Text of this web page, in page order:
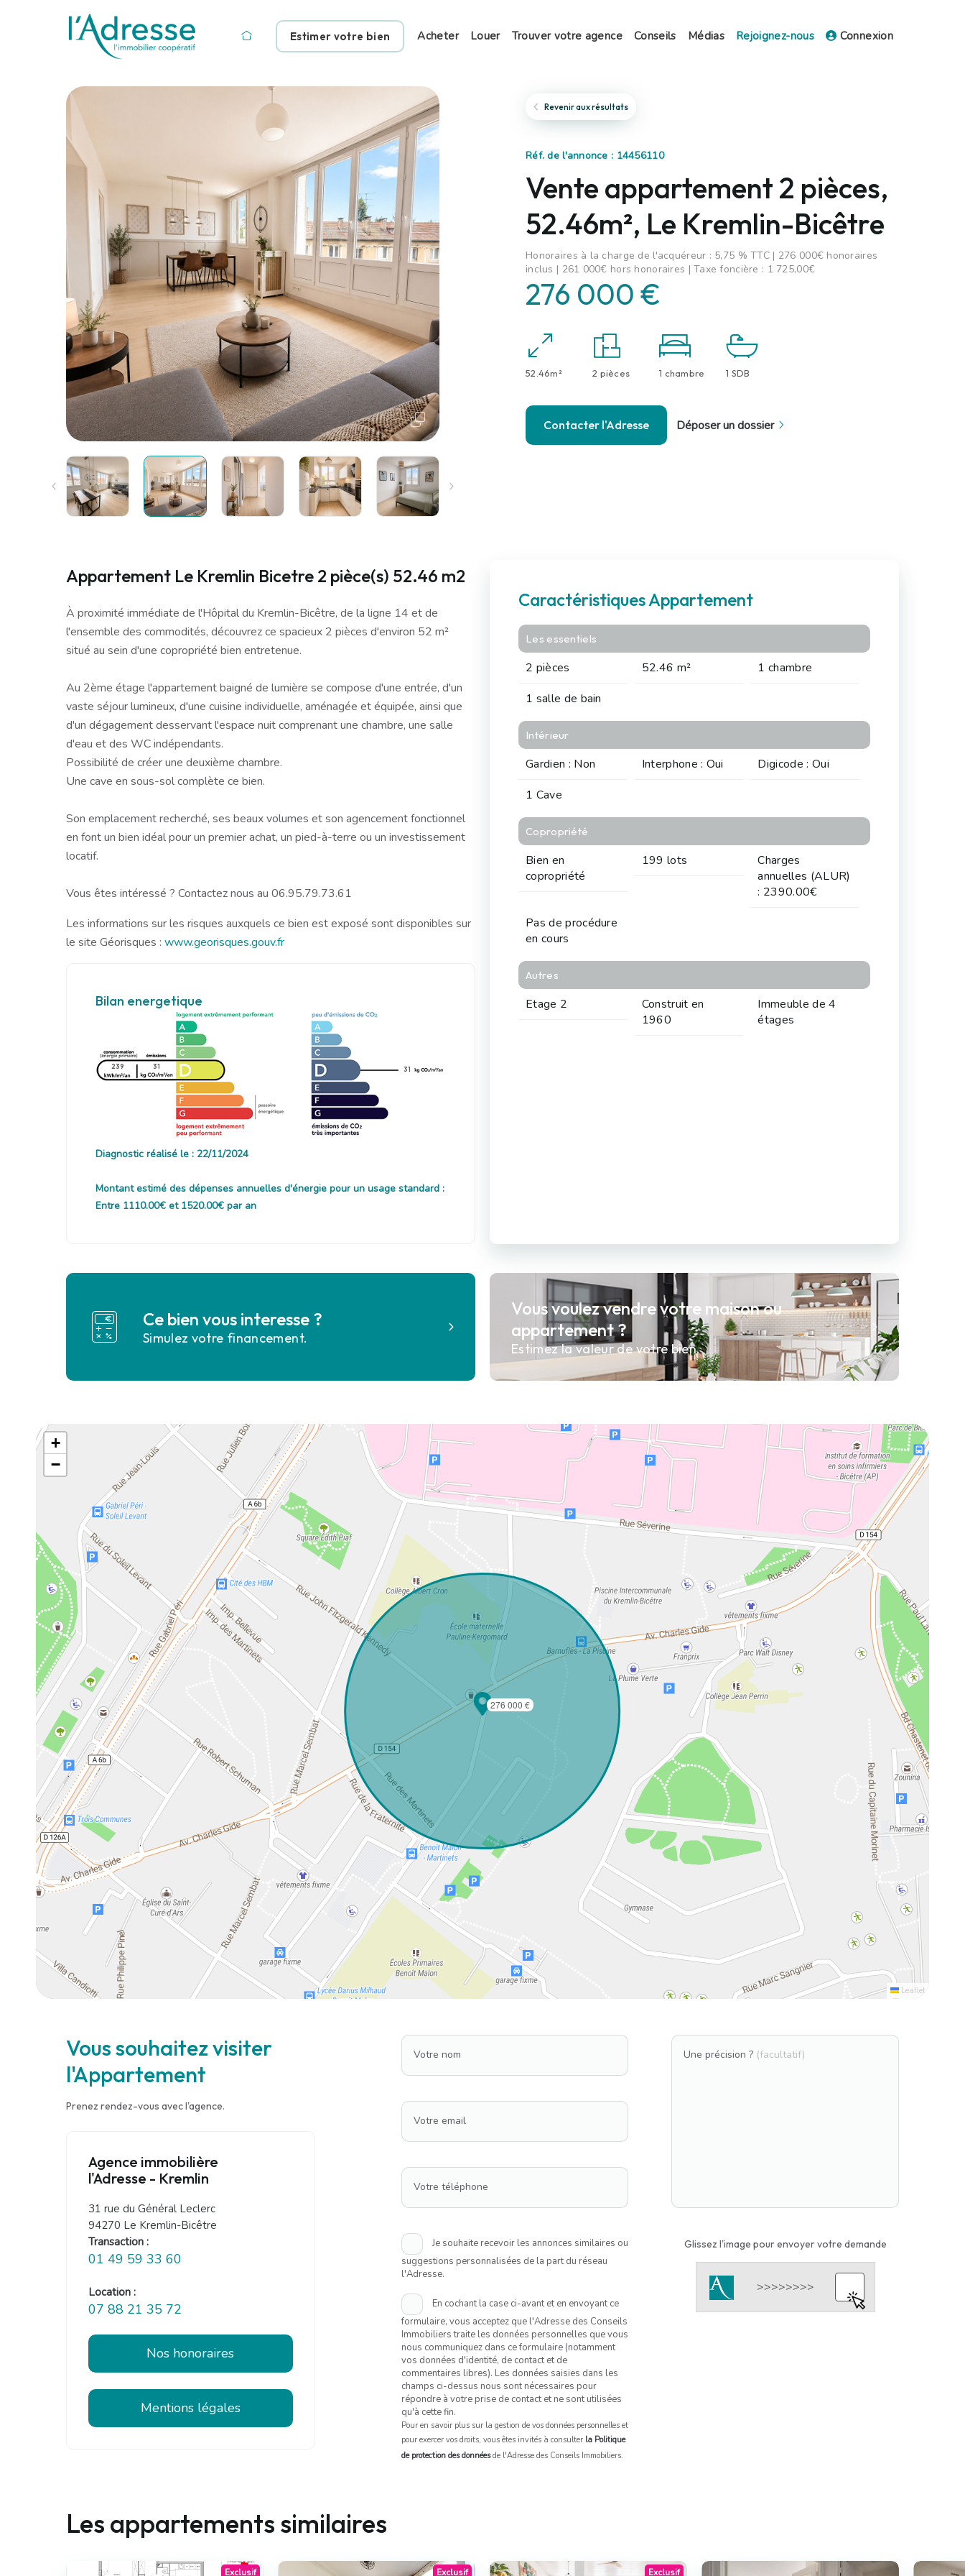
Estimer votre bien Acheter Louer Trouver votre agence Conseils Médias Rejoignez-nous Connexion
Revenir aux résultats
Réf. de l'annonce : 14456110
Vente appartement 2 pièces,
52.46m², Le Kremlin-Bicêtre
Honoraires à la charge de l'acquéreur : 5,75 % TTC | 276 000€ honoraires
inclus | 261 000€ hors honoraires | Taxe foncière : 1 725,00€
276 000 €
52.46m² 2 pièces 1 chambre 1 SDB
Contacter l'Adresse Déposer un dossier
Appartement Le Kremlin Bicetre 2 pièce(s) 52.46 m2
À proximité immédiate de l'Hôpital du Kremlin-Bicêtre, de la ligne 14 et de
l'ensemble des commodités, découvrez ce spacieux 2 pièces d'environ 52 m²
situé au sein d'une copropriété bien entretenue.
Au 2ème étage l'appartement baigné de lumière se compose d'une entrée, d'un
vaste séjour lumineux, d'une cuisine individuelle, aménagée et équipée, ainsi que
d'un dégagement desservant l'espace nuit comprenant une chambre, une salle
d'eau et des WC indépendants.
Possibilité de créer une deuxième chambre.
Une cave en sous-sol complète ce bien.
Son emplacement recherché, ses beaux volumes et son agencement fonctionnel
en font un bien idéal pour un premier achat, un pied-à-terre ou un investissement
locatif.
Vous êtes intéressé ? Contactez nous au 06.95.79.73.61
Les informations sur les risques auxquels ce bien est exposé sont disponibles sur
le site Géorisques : www.georisques.gouv.fr
Bilan energetique
239 31 31
Diagnostic réalisé le : 22/11/2024
Montant estimé des dépenses annuelles d'énergie pour un usage standard :
Entre 1110.00€ et 1520.00€ par an
Caractéristiques Appartement
Les essentiels
2 pièces 52.46 m²
1 chambre
1 salle de bain
Intérieur
Gardien : Non Interphone : Oui
Digicode : Oui
1 Cave
Copropriété
Bien en
copropriété
199 lots
Charges
annuelles (ALUR)
: 2390.00€
Pas de procédure
en cours
Autres
Etage 2
Construit en
1960
Immeuble de 4
étages
Ce bien vous interesse ?
Simulez votre financement.
Vous voulez vendre votre maison ou
appartement ?
Estimez la valeur de votre bien.
276 000 €
+
−
Leaflet
Vous souhaitez visiter
l'Appartement
Prenez rendez-vous avec l'agence.
Agence immobilière
l'Adresse - Kremlin
31 rue du Général Leclerc
94270 Le Kremlin-Bicêtre
Transaction :
01 49 59 33 60
Location :
07 88 21 35 72
Nos honoraires
Mentions légales
Votre nom
Votre email
Votre téléphone
Je souhaite recevoir les annonces similaires ou
suggestions personnalisées de la part du réseau
l'Adresse.
En cochant la case ci-avant et en envoyant ce
formulaire, vous acceptez que l'Adresse des Conseils
Immobiliers traite les données personnelles que vous
nous communiquez dans ce formulaire (notamment
vos données d'identité, de contact et de
commentaires libres). Les données saisies dans les
champs ci-dessus nous sont nécessaires pour
répondre à votre prise de contact et ne sont utilisées
qu'à cette fin.
Pour en savoir plus sur la gestion de vos données personnelles et
pour exercer vos droits, vous êtes invités à consulter la Politique
de protection des donnéesde l'Adresse des Conseils Immobiliers.
Une précision ? (facultatif)
Glissez l'image pour envoyer votre demande
Les appartements similaires
Exclusif Exclusif Exclusif